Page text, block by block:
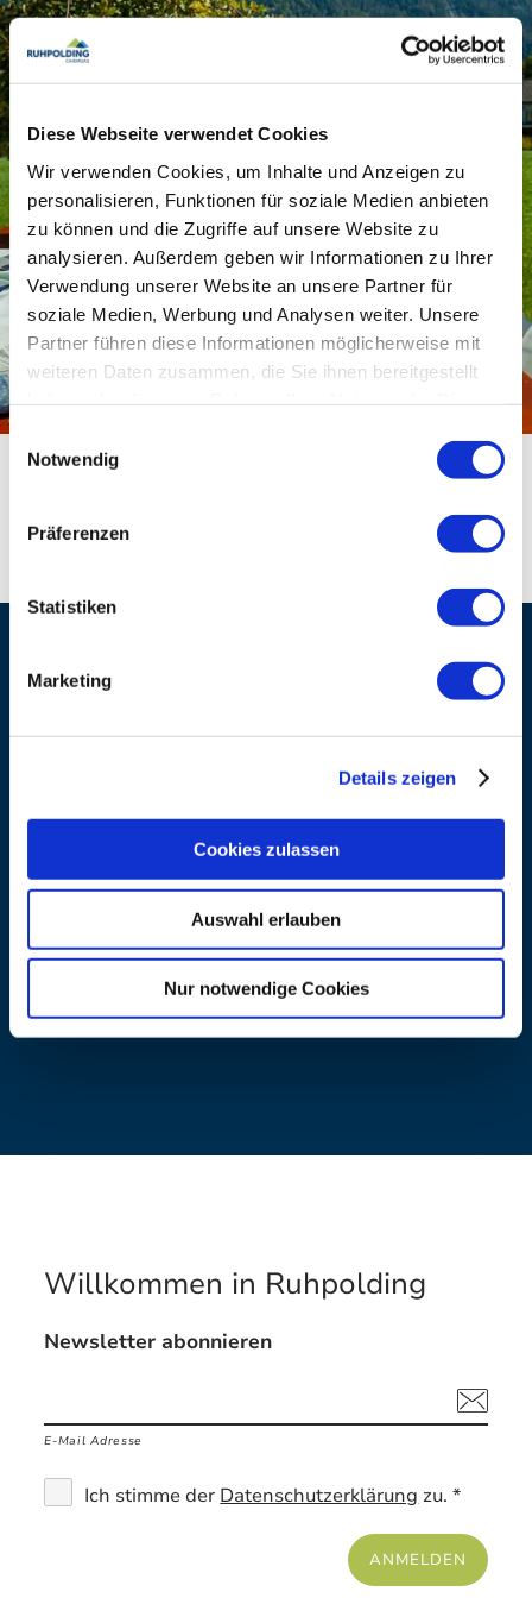
Diese Webseite verwendet Cookies
Wir verwenden Cookies, um Inhalte und Anzeigen zu
personalisieren, Funktionen für soziale Medien anbieten
zu können und die Zugriffe auf unsere Website zu
analysieren. Außerdem geben wir Informationen zu Ihrer
Verwendung unserer Website an unsere Partner für
soziale Medien, Werbung und Analysen weiter. Unsere
Partner führen diese Informationen möglicherweise mit
weiteren Daten zusammen, die Sie ihnen bereitgestellt
Einwilligungsauswahl
Notwendig
Präferenzen
Statistiken
Marketing
Details zeigen
Cookies zulassen
Auswahl erlauben
Nur notwendige Cookies
Sitzgelegenheiten und Liegewiese lädt zum
Entspannen ein, während die ruhige Lage im
Grünen Erholung und Naturgenuss garantiert.
Dank derfahrradfreundlichen Ausstattung
der Nähe zu Wanderwegen, Radstrecken und
Ausflugszielen ist das Gästehaus ein idealer
Ausgangspunkt für aktive Gruppen. Die
Kombination aus Komfort, Flexibilität und
bayerischer Gastlichkeit macht den Menkenbauer
zu einem perfekten Ort fürGruppenreisenim
Chiemgau.
Geeignet für folgende Gruppen:
Familien, Senioren, Sportler, Freundesgruppen
©
83324 Ruhpolding
Willkommen in Ruhpolding
Newsletter abonnieren
E-Mail Adresse
Ich stimme der Datenschutzerklärung zu. *
ANMELDEN